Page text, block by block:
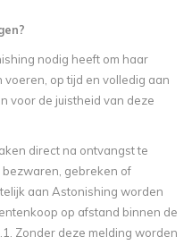
nodig heeft om haar
op tijd en volledig aan
voor de juistheid van deze
direct na ontvangst te
bezwaren, gebreken of
aan Astonishing worden
op afstand binnen de
Zonder deze melding worden